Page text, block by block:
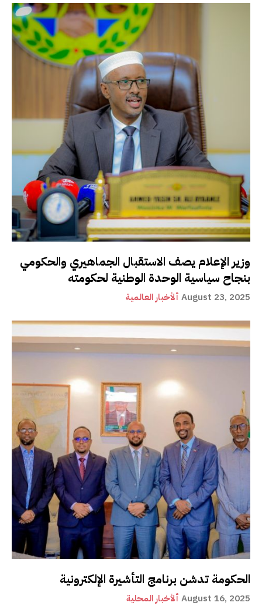
وزير الإعلام يصف الاستقبال الجماهيري والحكومي
بنجاح سياسية الوحدة الوطنية لحكومته
ألأخبار العالمية August 23, 2025
الحكومة تدشن برنامج التأشيرة الإلكترونية
ألأخبار المحلية August 16, 2025